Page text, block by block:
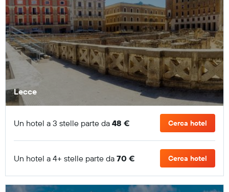
Lecce
Un hotel a 3 stelle parte da 48 € Cerca hotel
Un hotel a 4+ stelle parte da 70 € Cerca hotel